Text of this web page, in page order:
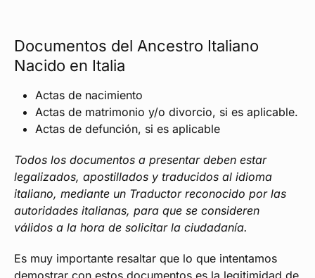
Documentos del Ancestro Italiano
Nacido en Italia
Actas de nacimiento
Actas de matrimonio y/o divorcio, si es aplicable.
Actas de defunción, si es aplicable
Todos los documentos a presentar deben estar
legalizados, apostillados y traducidos al idioma
italiano, mediante un Traductor reconocido por las
autoridades italianas, para que se consideren
válidos a la hora de solicitar la ciudadanía.
Es muy importante resaltar que lo que intentamos
demostrar con estos documentos es la legitimidad de